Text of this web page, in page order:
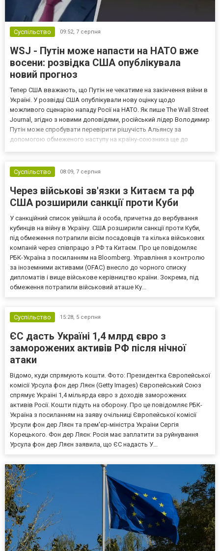
Суспільство 09:52, 7 серпня
WSJ - Путін може напасти на НАТО вже
восени: розвідка США опублікувала
новий прогноз
Тепер США вважають, що Путін не чекатиме на закінчення війни в
Україні. У розвідці США опублікували нову оцінку щодо
можливого сценарію нападу Росії на НАТО. Як пише The Wall Street
Journal, згідно з новими доповідями, російський лідер Володимир
Путін може спробувати перевірити рішучість Альянсу за
допомогою обмеженого наступу на країну-союзника ще до
Суспільство
08:09, 7 серпня
Через військові зв'язки з Китаєм та рф
США розширили санкції проти Куби
У санкційний список увійшла й особа, причетна до вербування
кубинців на війну в Україну. США розширили санкції проти Куби,
під обмеження потрапили вісім посадовців та кілька військових
компаній через співпрацю з РФ та Китаєм. Про це повідомляє
РБК-Україна з посиланням на Bloomberg. Управління з контролю
за іноземними активами (OFAC) внесло до чорного списку
дипломатів і вище військове керівництво країни. Зокрема, під
обмеження потрапили військовий аташе Ку...
Суспільство 15:28, 5 серпня
ЄС дасть Україні 1,4 млрд євро з
заморожених активів РФ після нічної
атаки
Відомо, куди спрямують кошти. Фото: Президентка Європейської
комісії Урсула фон дер Ляєн (Getty Images) Європейський Союз
спрямує Україні 1,4 мільярда євро з доходів заморожених
активів Росії. Кошти підуть на оборону. Про це повідомляє РБК-
Україна з посиланням на заяву очільниці Європейської комісії
Урсули фон дер Ляєн та прем'єр-міністра України Сергія
Корецького. Фон дер Ляєн: Росія має заплатити за руйнування
Урсула фон дер Ляєн заявила, що ЄС надасть У...